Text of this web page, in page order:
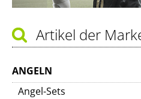
Artikel der
ANGELN
Angel-Sets